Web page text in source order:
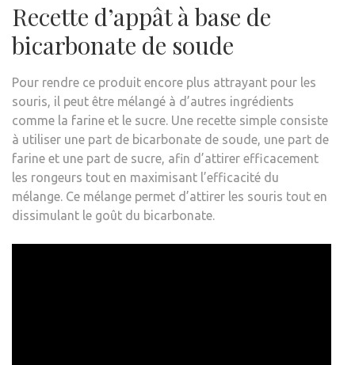
Recette d’appât à base de
bicarbonate de soude
Pour rendre ce produit encore plus attrayant pour les
souris, il peut être mélangé à d’autres ingrédients
comme la farine et le sucre. Une recette simple consiste
à utiliser une part de bicarbonate de soude, une part de
farine et une part de sucre, afin d’attirer efficacement
les rongeurs tout en maximisant l’efficacité du
mélange. Ce mélange permet d’attirer les souris tout en
dissimulant le goût du bicarbonate.